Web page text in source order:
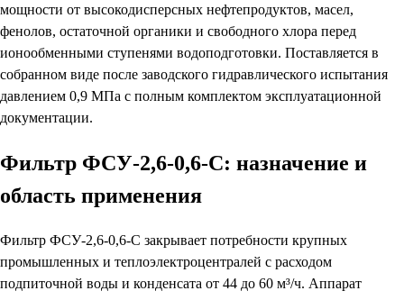
мощности от высокодисперсных нефтепродуктов, масел,
фенолов, остаточной органики и свободного хлора перед
ионообменными ступенями водоподготовки. Поставляется в
собранном виде после заводского гидравлического испытания
давлением 0,9 МПа с полным комплектом эксплуатационной
документации.
Фильтр ФСУ-2,6-0,6-С: назначение и
область применения
Фильтр ФСУ-2,6-0,6-С закрывает потребности крупных
промышленных и теплоэлектроцентралей с расходом
подпиточной воды и конденсата от 44 до 60 м³/ч. Аппарат